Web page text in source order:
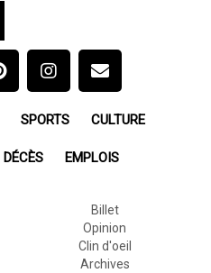
SPORTS CULTURE
DÉCÈS EMPLOIS
Billet
Opinion
Clin d'oeil
Archives